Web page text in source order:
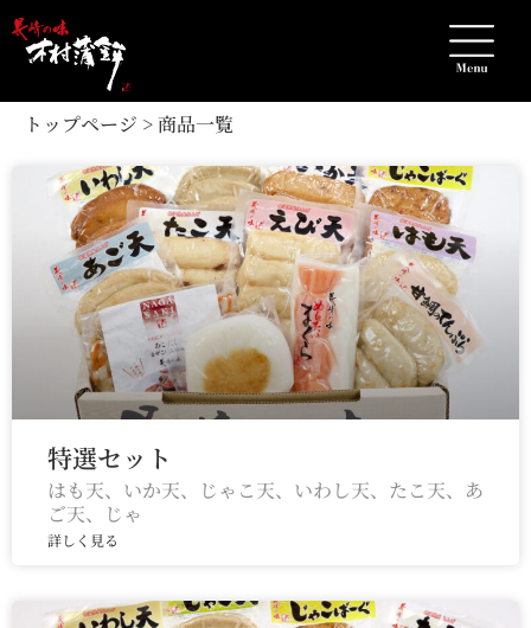
トップページ > 商品一覧
特選セット
はも天、いか天、じゃこ天、いわし天、たこ天、あ
ご天、じゃ
詳しく見る